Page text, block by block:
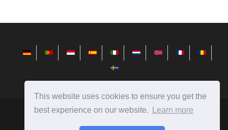
This website uses cookies to ensure you get the
best experience on our website.
Learn more
2026